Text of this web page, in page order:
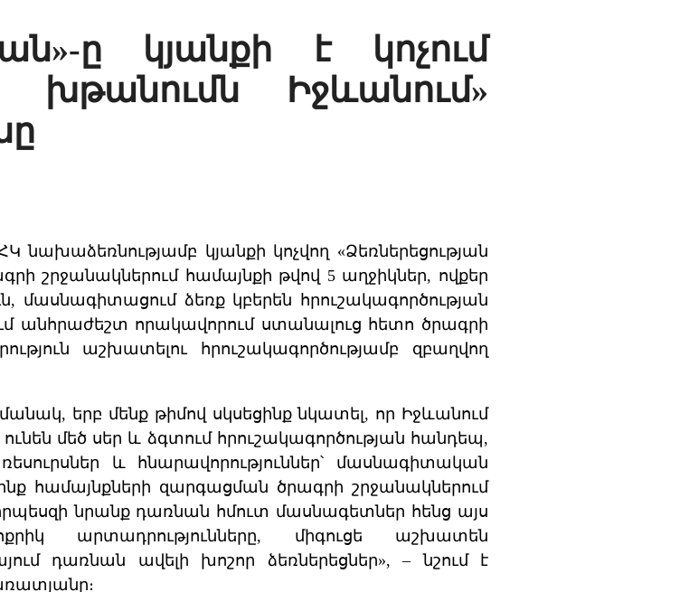
ը կյանքի է կոչում
խթանումն Իջևանում»
կյանքի կոչվող «Ձեռներեցության
շրջանակներում համայնքի թվով 5 աղջիկներ, ովքեր
մասնագիտացում ձեռք կբերեն հրուշակագործության
անհրաժեշտ որակավորում ստանալուց հետո ծրագրի
աշխատելու հրուշակագործությամբ զբաղվող
երբ մենք թիմով սկսեցինք նկատել, որ Իջևանում
մեծ սեր և ձգտում հրուշակագործության հանդեպ,
և հնարավորություններ՝ մասնագիտական
համայնքների զարգացման ծրագրի շրջանակներում
նրանք դառնան հմուտ մասնագետներ հենց այս
արտադրությունները, միգուցե աշխատեն
դառնան ավելի խոշոր ձեռներեցներ», – նշում է